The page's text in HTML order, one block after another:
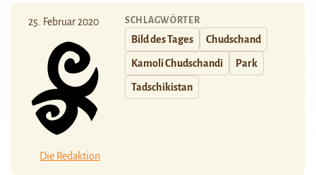
25. Februar 2020
Die Redaktion
SCHLAGWÖRTER
Bild des Tages Chudschand
Kamoli Chudschandi Park
Tadschikistan